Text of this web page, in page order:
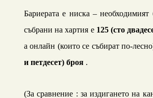
Бариерата е ниска –
събрани на хартия е 125 (сто
а онлайн (които се събират по-
и петдесет) броя .
(За сравнение : за издигането на